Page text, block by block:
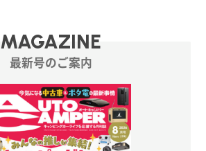
MAGAZINE
最新号のご案内